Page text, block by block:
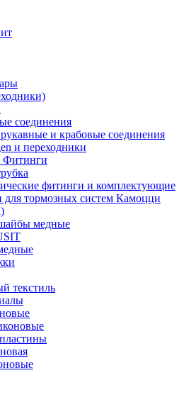
соединения
и крабовые соединения
и переходники
Фитинги
фитинги и комплектующие
тормозных систем Камоцци
медные
текстиль